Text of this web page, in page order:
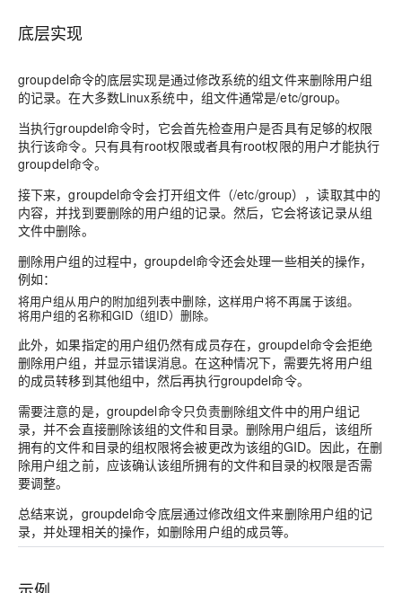
底层实现
groupdel命令的底层实现是通过修改系统的组文件来删除用户组
的记录。在大多数Linux系统中，组文件通常是/etc/group。
当执行groupdel命令时，它会首先检查用户是否具有足够的权限
执行该命令。只有具有root权限或者具有root权限的用户才能执行
groupdel命令。
接下来，groupdel命令会打开组文件（/etc/group），读取其中的
内容，并找到要删除的用户组的记录。然后，它会将该记录从组
文件中删除。
删除用户组的过程中，groupdel命令还会处理一些相关的操作，
例如：
将用户组从用户的附加组列表中删除，这样用户将不再属于该组。
将用户组的名称和GID（组ID）删除。
此外，如果指定的用户组仍然有成员存在，groupdel命令会拒绝
删除用户组，并显示错误消息。在这种情况下，需要先将用户组
的成员转移到其他组中，然后再执行groupdel命令。
需要注意的是，groupdel命令只负责删除组文件中的用户组记
录，并不会直接删除该组的文件和目录。删除用户组后，该组所
拥有的文件和目录的组权限将会被更改为该组的GID。因此，在删
除用户组之前，应该确认该组所拥有的文件和目录的权限是否需
要调整。
总结来说，groupdel命令底层通过修改组文件来删除用户组的记
录，并处理相关的操作，如删除用户组的成员等。